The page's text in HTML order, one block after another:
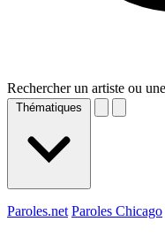
Rechercher un artiste ou
Thématiques
Paroles.net Paroles Chicago